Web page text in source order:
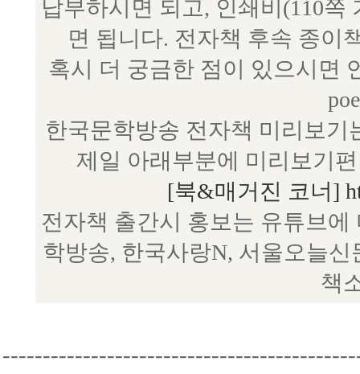
납부하시면 되고, 인쇄비(110
면 됩니다. 전자책 후속 종이
혹시 더 궁금한 점이 있으시면
한국문학방송 전자책 미리보
제일 아래부분에 미리보기
[북&매거진 코너]
전자책 출간시 홍보는 유튜브
학방송, 한국사랑N, 서울오늘
책